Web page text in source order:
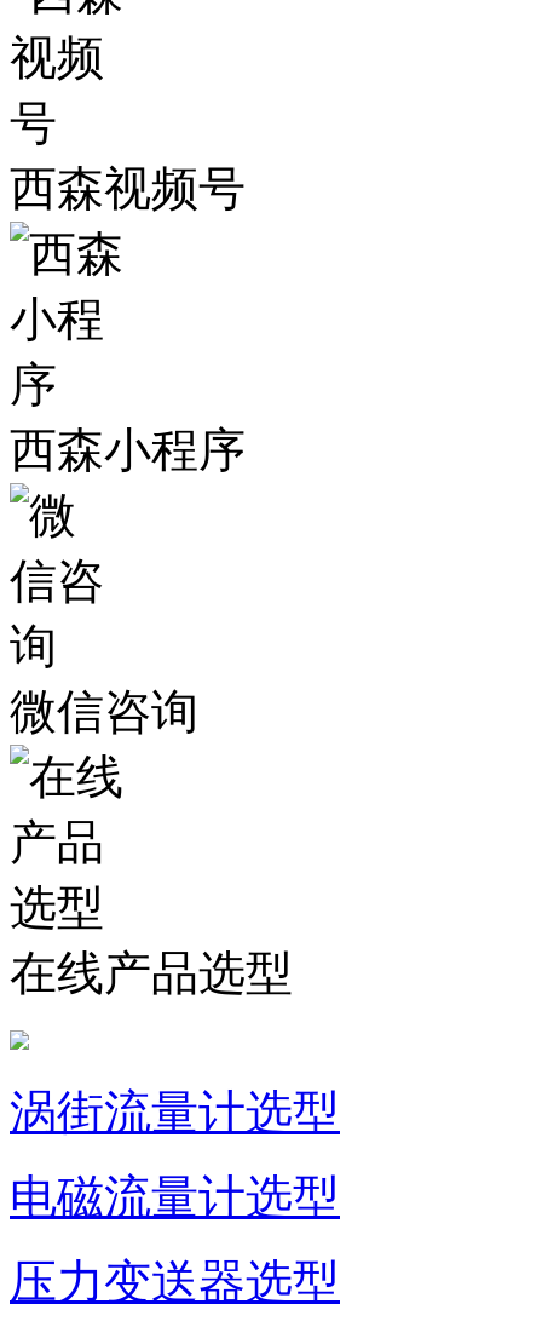
西森视频号
西森小程序
微信咨询
在线产品选型
涡街流量计选型
电磁流量计选型
压力变送器选型